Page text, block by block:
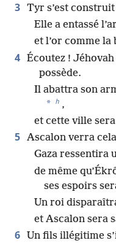
3 Tyr s’est
Elle a entassé
et l’or comme la
4 Écoutez !
possède.
Il abattra son
* h ,
et cette ville
5 Ascalon verra
Gaza ressentira
de même
ses espoirs
Un roi
et Ascalon sera
6
Un fils illégitime